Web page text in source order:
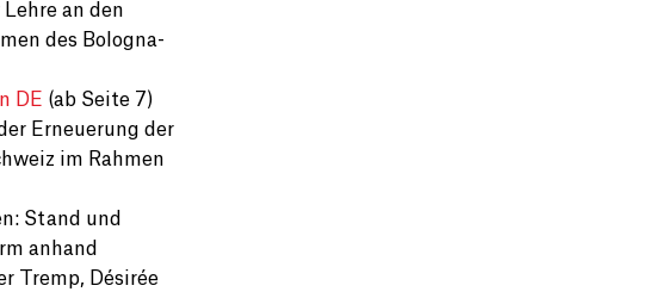
an den
des Bologna-
DE (ab Seite 7)
Erneuerung der
im Rahmen
Stand und
anhand
Tremp, Désirée